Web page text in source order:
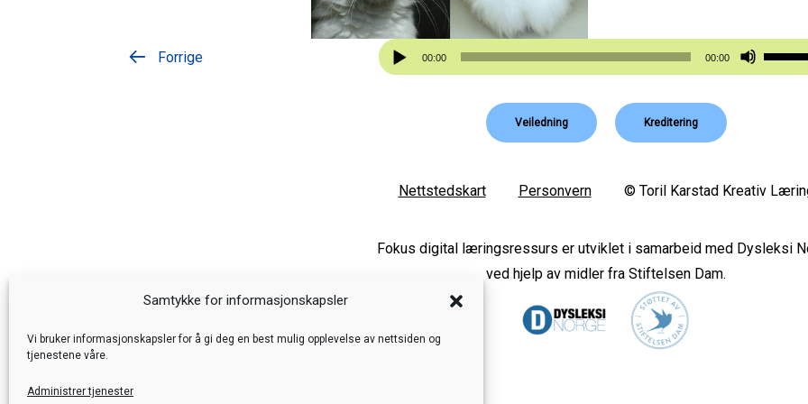
Samtykke for informasjonskapsler
Vi bruker informasjonskapsler for å gi deg en best mulig opplevelse av nettsiden og
tjenestene våre.
Administrer tjenester
Forrige Lydavspiller
00:00 00:00
Bruk
opp-
for
Veiledning Kreditering
Nettstedskart Personvern© Toril Karstad Kreativ
Fokus digital læringsressurs er utviklet i samarbeid med Dysleksi
ved hjelp av midler fra Stiftelsen Dam.